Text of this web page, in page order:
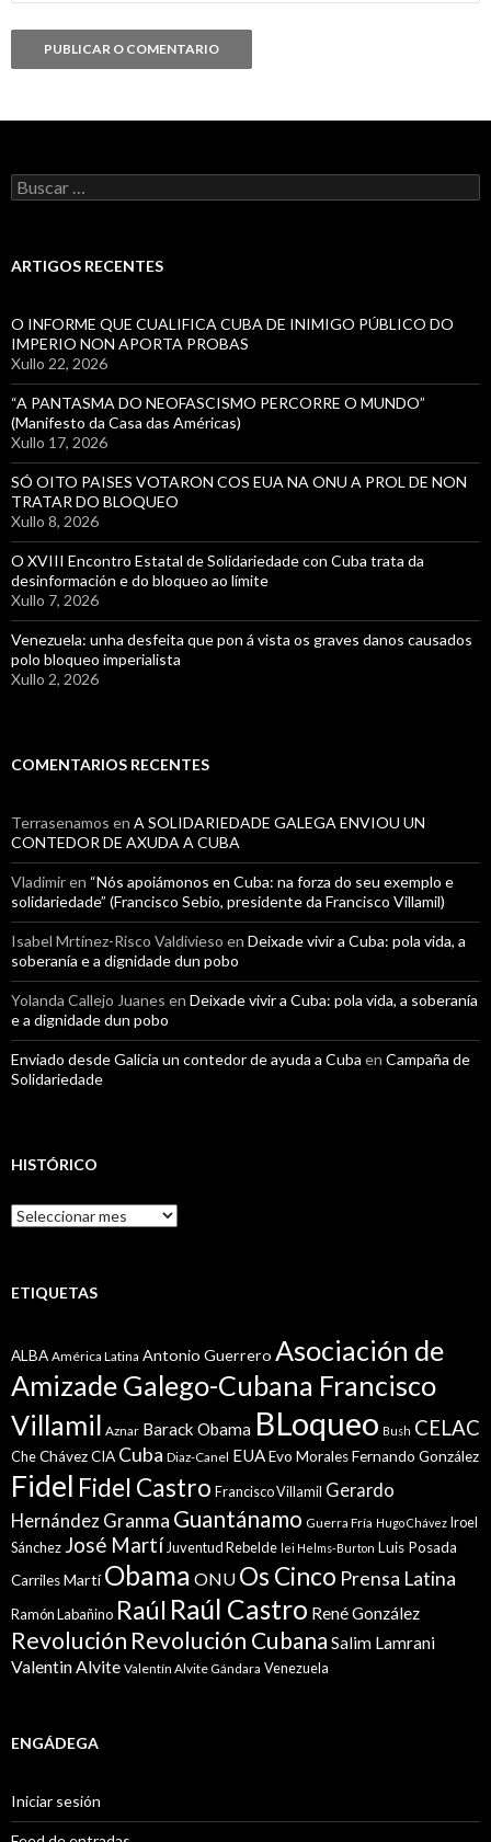
Buscar:
ARTIGOS RECENTES
O INFORME QUE CUALIFICA CUBA DE INIMIGO PÚBLICO DO
IMPERIO NON APORTA PROBAS
Xullo 22, 2026
“A PANTASMA DO NEOFASCISMO PERCORRE O MUNDO”
(Manifesto da Casa das Américas)
Xullo 17, 2026
SÓ OITO PAISES VOTARON COS EUA NA ONU A PROL DE NON
TRATAR DO BLOQUEO
Xullo 8, 2026
O XVIII Encontro Estatal de Solidariedade con Cuba trata da
desinformación e do bloqueo ao límite
Xullo 7, 2026
Venezuela: unha desfeita que pon á vista os graves danos causados
polo bloqueo imperialista
Xullo 2, 2026
COMENTARIOS RECENTES
Terrasenamos en A SOLIDARIEDADE GALEGA ENVIOU UN
CONTEDOR DE AXUDA A CUBA
Vladimiren “Nós apoiámonos en Cuba: na forza do seu exemplo e
solidariedade” (Francisco Sebio, presidente da Francisco Villamil)
Isabel Mrtínez-Risco Valdivieso en Deixade vivir a Cuba: pola vida, a
soberanía e a dignidade dun pobo
Yolanda Callejo Juanes en Deixade vivir a Cuba: pola vida, a soberanía
e a dignidade dun pobo
Enviado desde Galicia un contedor de ayuda a Cuba en Campaña de
Solidariedade
HISTÓRICO
Histórico
ETIQUETAS
ALBA América Latina Antonio Guerrero Asociación de
Amizade Galego-Cubana Francisco
Villamil Aznar Barack Obama BLoqueo Bush CELAC
CheChávezCIA Cuba Diaz-Canel EUAEvo MoralesFernando González
Fidel Fidel Castro Francisco Villamil Gerardo
Hernández Granma Guantánamo Guerra Fría Hugo Chávez Iroel
Sánchez José Martí Juventud Rebelde lei Helms-Burton Luis Posada
CarrilesMartí Obama ONU Os Cinco Prensa Latina
Ramón Labañino Raúl Raúl Castro René González
Revolución Revolución Cubana Salim Lamrani
Valentin Alvite Valentín Alvite Gándara Venezuela
ENGÁDEGA
Iniciar sesión